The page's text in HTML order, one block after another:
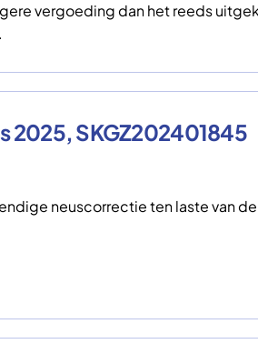
vergoeding dan het reeds
2025, SKGZ202401845
neuscorrectie ten laste van